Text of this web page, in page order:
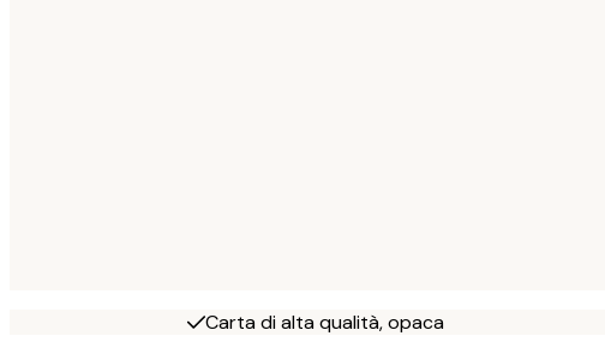
Carta di alta qualità, opaca